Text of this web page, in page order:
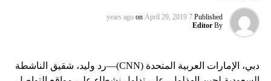
Published
7 years ago
on April 29, 2019
By
Editor
دبي، الإمارات العربية المتحدة (CNN)—رد وليد، شقيق الناشطة